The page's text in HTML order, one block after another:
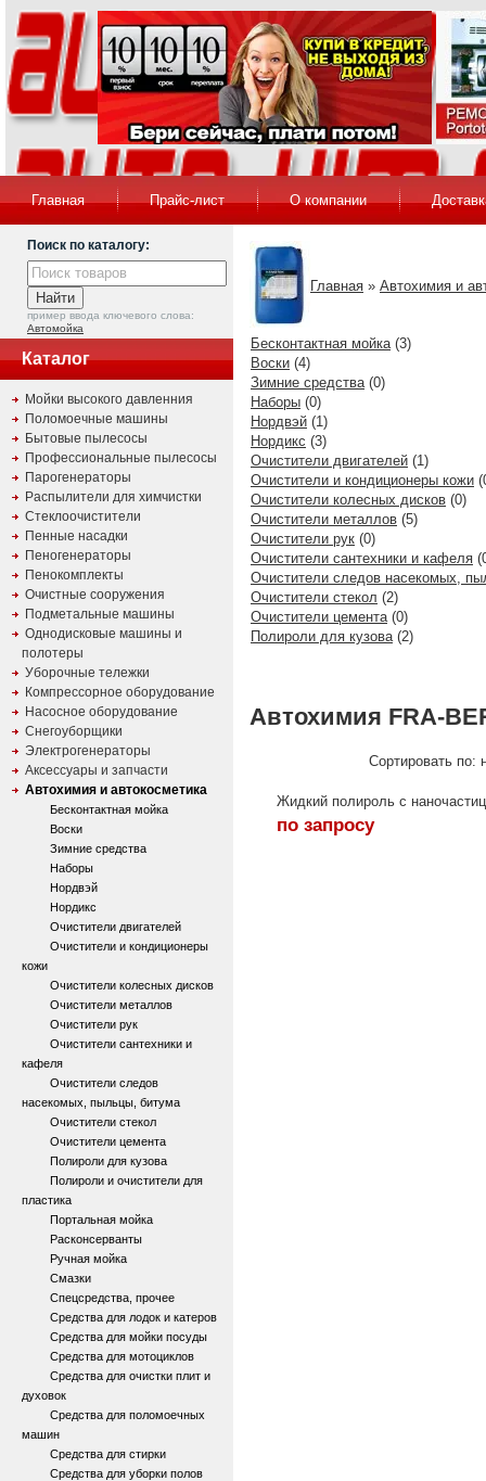
Главная Прайс-лист О компании
Поиск по каталогу:
пример ввода ключевого слова:
Автомойка
Каталог
Мойки высокого давленния
Поломоечные машины
Бытовые пылесосы
Профессиональные пылесосы
Парогенераторы
Распылители для химчистки
Стеклоочистители
Пенные насадки
Пеногенераторы
Пенокомплекты
Очистные сооружения
Подметальные машины
Однодисковые машины и
полотеры
Уборочные тележки
Компрессорное оборудование
Насосное оборудование
Снегоуборщики
Электрогенераторы
Аксессуары и запчасти
Автохимия и автокосметика
Бесконтактная мойка
Воски
Зимние средства
Наборы
Нордвэй
Нордикс
Очистители двигателей
Очистители и кондиционеры
кожи
Очистители колесных дисков
Очистители металлов
Очистители рук
Очистители сантехники и
кафеля
Очистители следов
насекомых, пыльцы, битума
Очистители стекол
Очистители цемента
Полироли для кузова
Полироли и очистители для
пластика
Портальная мойка
Расконсерванты
Ручная мойка
Смазки
Спецсредства, прочее
Средства для лодок и катеров
Средства для мойки посуды
Средства для мотоциклов
Средства для очистки плит и
духовок
Средства для поломоечных
машин
Средства для стирки
Средства для уборки полов
Главная » Автохимия и
Бесконтактная мойка(3)
Воски (4)
Зимние средства(0)
Наборы (0)
Нордвэй (1)
Нордикс (3)
Очистители двигателей (1)
Очистители и кондиционеры кожи
Очистители колесных дисков (0)
Очистители металлов (5)
Очистители рук (0)
Очистители сантехники и кафеля
Очистители следов насекомых,
Очистители стекол (2)
Очистители цемента(0)
Полироли для кузова(2)
Автохимия FRA-
Сортировать по:
Жидкий полироль с
по запросу